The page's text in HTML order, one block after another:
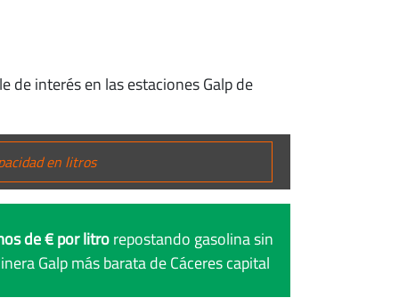
de interés en las estaciones Galp de
de € por litrorepostando gasolina sin
Galp más barata de Cáceres capital